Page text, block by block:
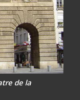
de la